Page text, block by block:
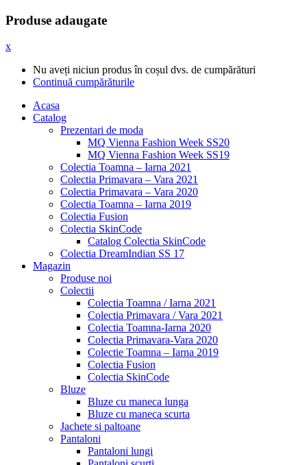
Produse adaugate
x
Nu aveți niciun produs în coșul dvs. de cumpărături
Continuă cumpărăturile
Acasa
Catalog
Prezentari de moda
MQ Vienna Fashion Week SS20
MQ Vienna Fashion Week SS19
Colectia Toamna – Iarna 2021
Colectia Primavara – Vara 2021
Colectia Primavara – Vara 2020
Colectia Toamna – Iarna 2019
Colectia Fusion
Colectia SkinCode
Catalog Colectia SkinCode
Colectia DreamIndian SS 17
Magazin
Produse noi
Colectii
Colectia Toamna / Iarna 2021
Colectia Primavara / Vara 2021
Colectia Toamna-Iarna 2020
Colectia Primavara-Vara 2020
Colectie Toamna – Iarna 2019
Colectia Fusion
Colectia SkinCode
Bluze
Bluze cu maneca lunga
Bluze cu maneca scurta
Jachete si paltoane
Pantaloni
Pantaloni lungi